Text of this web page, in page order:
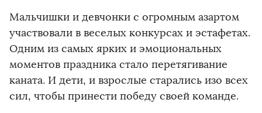
Мальчишки и девчонки с огромным азартом
участвовали в веселых конкурсах и эстафетах.
Одним из самых ярких и эмоциональных
моментов праздника стало перетягивание
каната. И дети, и взрослые старались изо всех
сил, чтобы принести победу своей команде.